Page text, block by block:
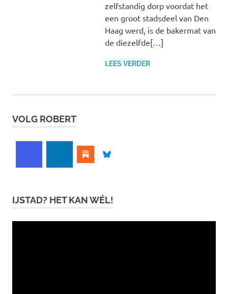
zelfstandig dorp voordat het
een groot stadsdeel van Den
Haag werd, is de bakermat van
de diezelfde[…]
LEES VERDER
VOLG ROBERT
IJSTAD? HET KAN WÉL!